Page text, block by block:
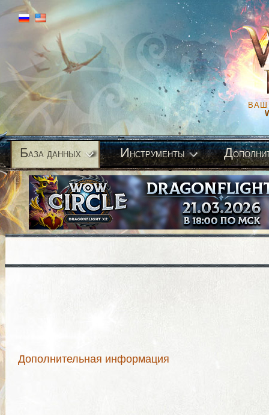
ВАШ
База данных Инструменты Д
Дополнительная информация